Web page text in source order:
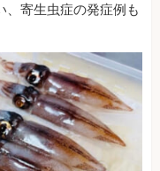
、寄生虫症の発症例も